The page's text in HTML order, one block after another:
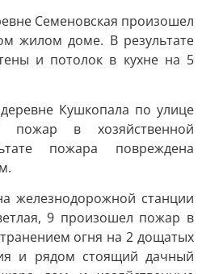
Семеновская произошел
жилом доме. В результате
и потолок в кухне на 5
Кушкопала по улице
в хозяйственной
пожара повреждена
железнодорожной станции
9 произошел пожар в
огня на 2 дощатых
и рядом стоящий дачный